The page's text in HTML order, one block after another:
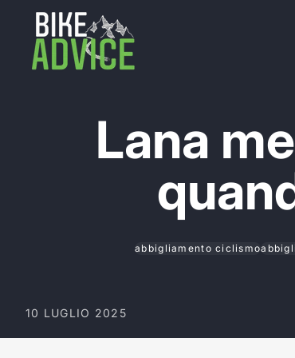
Salta al contenuto
Lana
abbigliamento ciclismo
10 LUGLIO 2025